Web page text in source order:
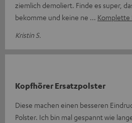
ziemlich demoliert. Finde es super,
bekomme und keine ne
Komplette
Kristin S.
Kopfhörer Ersatzpolster
Diese machen einen besseren
Polster. Ich bin mal gespannt wie